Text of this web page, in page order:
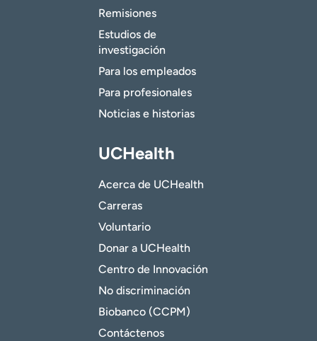
Remisiones
Estudios de
investigación
Para los empleados
Para profesionales
Noticias e historias
UCHealth
Acerca de UCHealth
Carreras
Voluntario
Donar a UCHealth
Centro de Innovación
No discriminación
Biobanco (CCPM)
Contáctenos